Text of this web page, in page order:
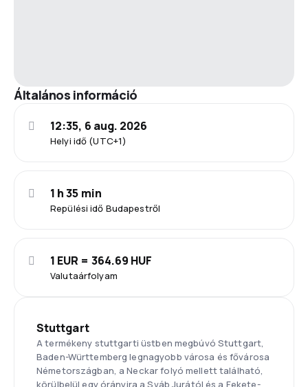
Általános információ
Helyi idő (UTC+1)
12:35, 6 aug. 2026
Repülési idő Budapestről
1 h 35 min
Valutaárfolyam
1 EUR = 364.69 HUF
Stuttgart
A termékeny stuttgarti üstben megbúvó Stuttgart,
Baden-Württemberg legnagyobb városa és fővárosa
Németországban, a Neckar folyó mellett található,
körülbelül egy órányira a Sváb Jurától és a Fekete-